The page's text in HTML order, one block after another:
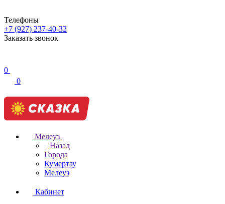
Телефоны
+7 (927) 237-40-32
Заказать звонок
0
0
Мелеуз
Назад
Города
Кумертау
Мелеуз
Кабинет